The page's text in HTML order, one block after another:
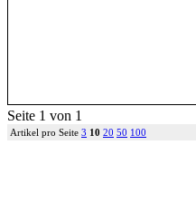
Seite 1 von 1
Artikel pro Seite 3 10 20 50 100